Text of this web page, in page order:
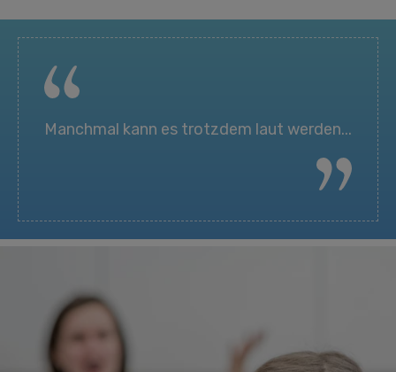
Manchmal kann es trotzdem laut werden...